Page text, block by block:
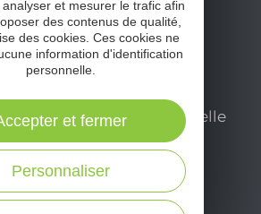
notre newsletter mensuelle
pour profiter
séjour en Aveyron.
et mesurer le trafic afin
des contenus de qualité,
des cookies. Ces cookies ne
information d'identification
personnelle.
Personnaliser
et fermer